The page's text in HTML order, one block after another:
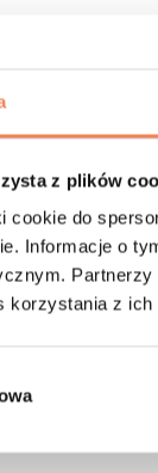
z plików
cookie do
Informacje o
korzystania z ich